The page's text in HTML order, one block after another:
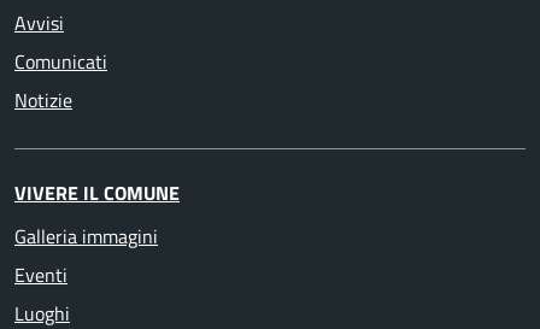
Avvisi
Comunicati
Notizie
VIVERE IL COMUNE
Galleria immagini
Eventi
Luoghi